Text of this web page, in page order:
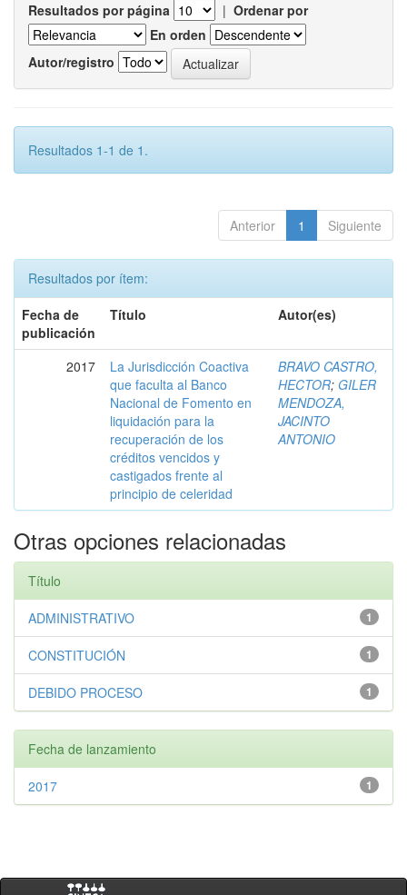
Resultados por página | Ordenar por
En orden
Autor/registro
Resultados 1-1 de 1.
Anterior 1 Siguiente
Resultados por ítem:
Fecha de
publicación
Título Autor(es)
2017
La Jurisdicción Coactiva
que faculta al Banco
Nacional de Fomento en
liquidación para la
recuperación de los
créditos vencidos y
castigados frente al
principio de celeridad
BRAVO CASTRO,
HECTOR; GILER
MENDOZA,
JACINTO
ANTONIO
Otras opciones relacionadas
Título
1
ADMINISTRATIVO
1
CONSTITUCIÓN
1
DEBIDO PROCESO
Fecha de lanzamiento
1
2017